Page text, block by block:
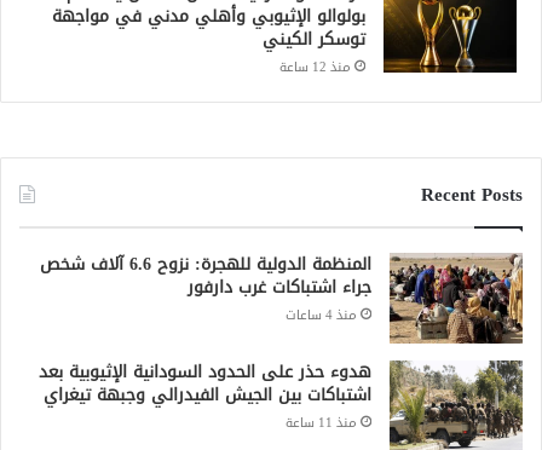
Recent Posts
المنظمة الدولية للهجرة: نزوح 6.6 آلاف شخص
هدوء حذر على الحدود السودانية الإثيوبية بعد
اشتباكات بين الجيش الفيدرالي وجبهة تيغراي
منذ 11 ساعة
السودان يتجه لإعادة تنظيم التجارة الحدودية
ومراجعة الاتفاقيات مع دول الجوار
منذ 11 ساعة